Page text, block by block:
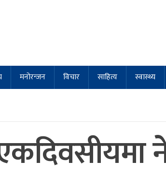
मनोरन्जन विचार साहित्य स्वास्थ्य